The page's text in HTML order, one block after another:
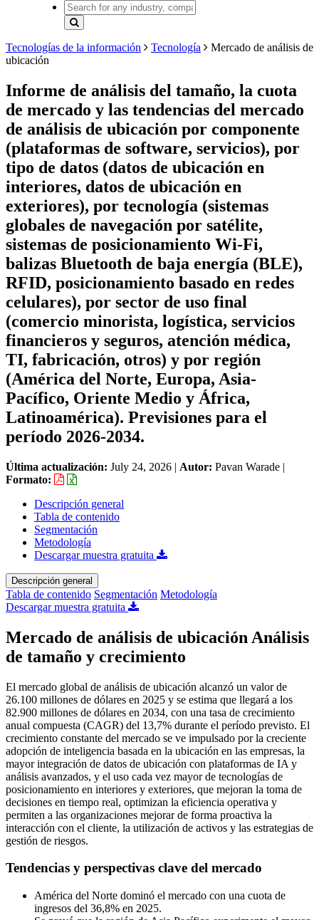
Tecnologías de la información Tecnología
Mercado de análisis de
ubicación
Informe de análisis del tamaño, la cuota
de mercado y las tendencias del mercado
de análisis de ubicación por componente
(plataformas de software, servicios), por
tipo de datos (datos de ubicación en
interiores, datos de ubicación en
exteriores), por tecnología (sistemas
globales de navegación por satélite,
sistemas de posicionamiento Wi-Fi,
balizas Bluetooth de baja energía (BLE),
RFID, posicionamiento basado en redes
celulares), por sector de uso final
(comercio minorista, logística, servicios
financieros y seguros, atención médica,
TI, fabricación, otros) y por región
(América del Norte, Europa, Asia-
Pacífico, Oriente Medio y África,
Latinoamérica). Previsiones para el
período 2026-2034.
Última actualización: July 24, 2026 | Autor: Pavan Warade |
Formato:
Descripción general
Tabla de contenido
Segmentación
Metodología
Descargar muestra gratuita
Descripción general
Tabla de contenido Segmentación Metodología
Descargar muestra gratuita
Mercado de análisis de ubicación Análisis
de tamaño y crecimiento
El mercado global de análisis de ubicación alcanzó un valor de
26.100 millones de dólares en 2025 y se estima que llegará a los
82.900 millones de dólares en 2034, con una tasa de crecimiento
anual compuesta (CAGR) del 13,7% durante el período previsto. El
crecimiento constante del mercado se ve impulsado por la creciente
adopción de inteligencia basada en la ubicación en las empresas, la
mayor integración de datos de ubicación con plataformas de IA y
análisis avanzados, y el uso cada vez mayor de tecnologías de
posicionamiento en interiores y exteriores, que mejoran la toma de
decisiones en tiempo real, optimizan la eficiencia operativa y
permiten a las organizaciones mejorar de forma proactiva la
interacción con el cliente, la utilización de activos y las estrategias de
gestión de riesgos.
Tendencias y perspectivas clave del mercado
América del Norte dominó el mercado con una cuota de
ingresos del 36,8% en 2025.